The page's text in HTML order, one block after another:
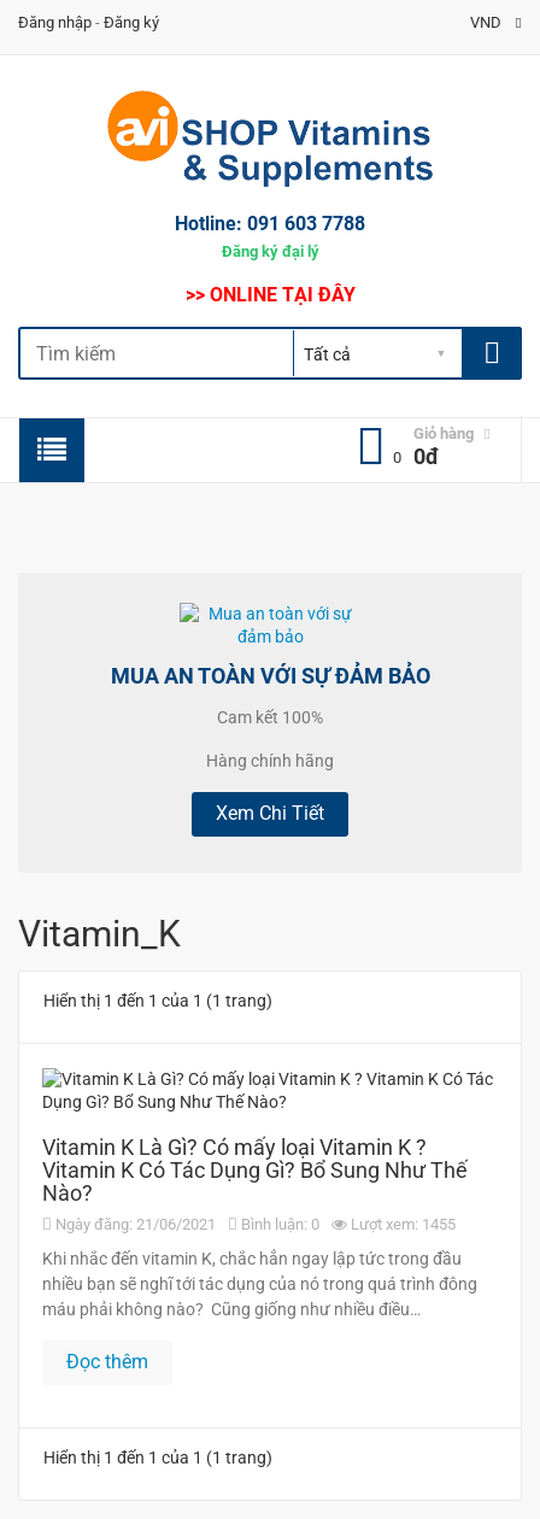
Đăng nhập - Đăng ký VND
Hotline: 091 603 7788
Đăng ký đại lý
>> ONLINE TẠI ĐÂY
Giỏ hàng
0
0đ
MUA AN TOÀN VỚI SỰ ĐẢM BẢO
Cam kết 100%
Hàng chính hãng
Xem Chi Tiết
Vitamin_K
Hiển thị 1 đến 1 của 1 (1 trang)
Vitamin K Là Gì? Có mấy loại Vitamin K ?
Vitamin K Có Tác Dụng Gì? Bổ Sung Như Thế
Nào?
Ngày đăng: 21/06/2021 Bình luận: 0 Lượt xem: 1455
Khi nhắc đến vitamin K, chắc hẳn ngay lập tức trong đầu
nhiều bạn sẽ nghĩ tới tác dụng của nó trong quá trình đông
máu phải không nào? Cũng giống như nhiều điều…
Đọc thêm
Hiển thị 1 đến 1 của 1 (1 trang)